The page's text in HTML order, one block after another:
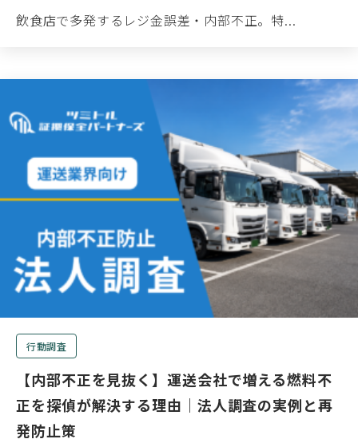
飲食店で多発するレジ金誤差・内部不正。特...
行動調査
【内部不正を見抜く】運送会社で増える燃料不
正を探偵が解決する理由｜法人調査の実例と再
発防止策